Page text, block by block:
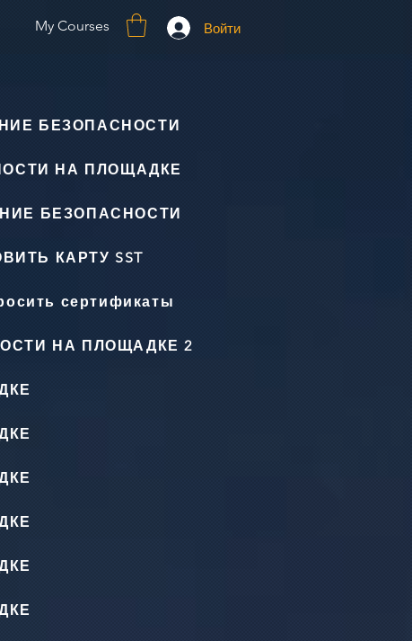
My Courses Войти
БЕЗОПАСНОСТИ
НА ПЛОЩАДКЕ
БЕЗОПАСНОСТИ
КАРТУ SST
сертификаты
НА ПЛОЩАДКЕ 2